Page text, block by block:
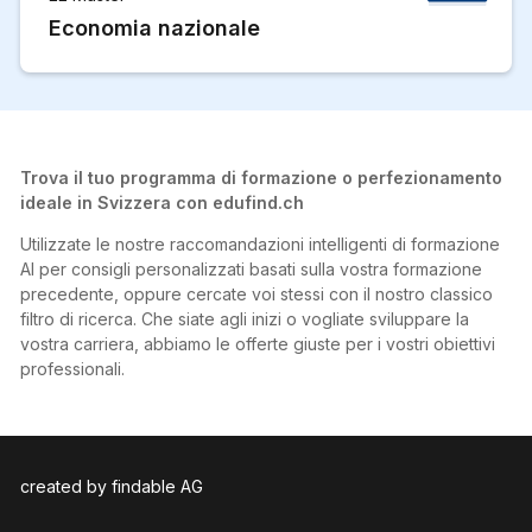
Economia nazionale
Trova il tuo programma di formazione o perfezionamento
ideale in Svizzera con edufind.ch
Utilizzate le nostre raccomandazioni intelligenti di formazione
AI per consigli personalizzati basati sulla vostra formazione
precedente, oppure cercate voi stessi con il nostro classico
filtro di ricerca. Che siate agli inizi o vogliate sviluppare la
vostra carriera, abbiamo le offerte giuste per i vostri obiettivi
professionali.
created by findable AG